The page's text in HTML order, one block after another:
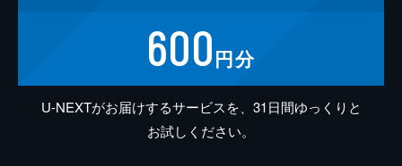
600円分
U-NEXTがお届けするサービスを、31日間ゆっくりと
お試しください。